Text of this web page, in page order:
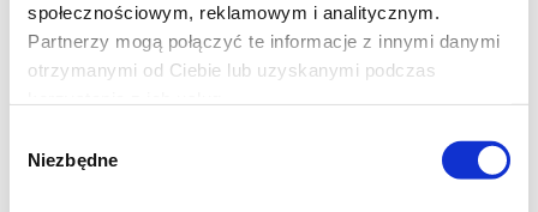
społecznościowym, reklamowym i analitycznym.
Partnerzy mogą połączyć te informacje z innymi danymi
otrzymanymi od Ciebie lub uzyskanymi podczas
zgody
Niezbędne